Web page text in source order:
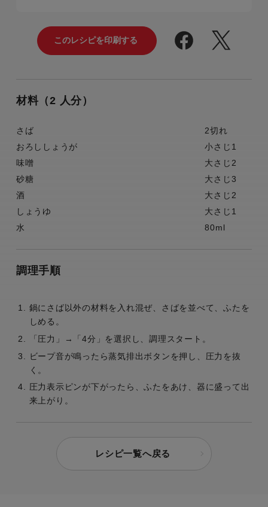
材料（2 人分）
さば
2切れ
おろししょうが
小さじ1
味噌
大さじ2
砂糖
大さじ3
酒
大さじ2
しょうゆ
大さじ1
水
80ml
調理手順
鍋にさば以外の材料を入れ混ぜ、さばを並べて、ふたを
しめる。
「圧力」→「4分」を選択し、調理スタート。
ビープ音が鳴ったら蒸気排出ボタンを押し、圧力を抜
く。
圧力表示ピンが下がったら、ふたをあけ、器に盛って出
来上がり。
レシピ一覧へ戻る